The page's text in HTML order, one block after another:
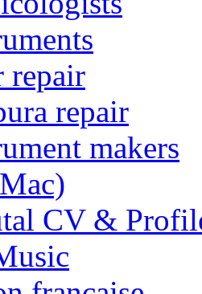
repair
repair
makers
CV &